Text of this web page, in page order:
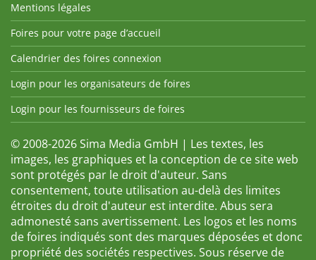
Mentions légales
Foires pour votre page d’accueil
Calendrier des foires connexion
Login pour les organisateurs de foires
Login pour les fournisseurs de foires
© 2008-2026 Sima Media GmbH | Les textes, les
images, les graphiques et la conception de ce site web
sont protégés par le droit d'auteur. Sans
consentement, toute utilisation au-delà des limites
étroites du droit d'auteur est interdite. Abus sera
admonesté sans avertissement. Les logos et les noms
de foires indiqués sont des marques déposées et donc
propriété des sociétés respectives. Sous réserve de